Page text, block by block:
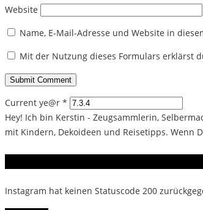
Website
Name, E-Mail-Adresse und Website in
Mit der Nutzung dieses Formulars erklärst
Current ye@r *
Hey! Ich bin Kerstin - Zeugsammlerin,
mit Kindern, Dekoideen und Reisetipps. Wenn
Instagram hat keinen Statuscode 200